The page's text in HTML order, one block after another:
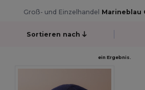
Groß- und Einzelhandel Marineblau
Sortieren nach
ein Ergebnis.